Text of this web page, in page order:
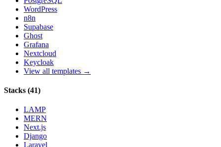
WordPress
n8n
Supabase
Ghost
Grafana
Nextcloud
Keycloak
View all templates →
Stacks (41)
LAMP
MERN
Next.js
Django
Laravel